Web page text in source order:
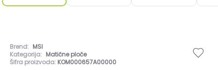
Brend: MSI
Kategorija: Matične ploče
Šifra proizvoda: KOM000657A00000